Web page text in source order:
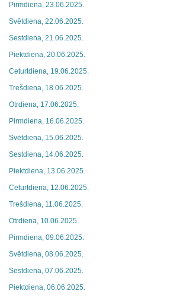
Pirmdiena, 23.06.2025.
Svētdiena, 22.06.2025.
Sestdiena, 21.06.2025.
Piektdiena, 20.06.2025.
Ceturtdiena, 19.06.2025.
Trešdiena, 18.06.2025.
Otrdiena, 17.06.2025.
Pirmdiena, 16.06.2025.
Svētdiena, 15.06.2025.
Sestdiena, 14.06.2025.
Piektdiena, 13.06.2025.
Ceturtdiena, 12.06.2025.
Trešdiena, 11.06.2025.
Otrdiena, 10.06.2025.
Pirmdiena, 09.06.2025.
Svētdiena, 08.06.2025.
Sestdiena, 07.06.2025.
Piektdiena, 06.06.2025.